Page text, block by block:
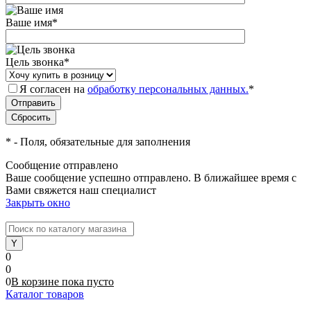
Ваше имя*
Цель звонка*
Я согласен на обработку персональных данных.*
* - Поля, обязательные для заполнения
Сообщение отправлено
Ваше сообщение успешно отправлено. В ближайшее время с
Вами свяжется наш специалист
Закрыть окно
0
0
0В корзине пока пусто
Каталог товаров